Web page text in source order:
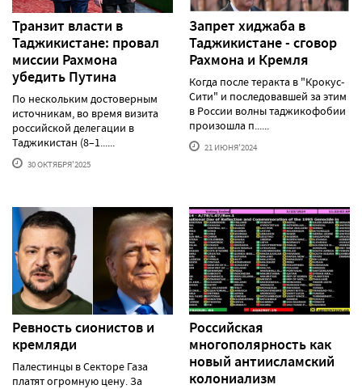
Транзит власти в
Таджикистане: провал
миссии Рахмона
убедить Путина
По нескольким достоверным
источникам, во время визита
российской делегации в
Таджикистан (8–1......
30 ОКТЯБРЯ'2025
Запрет хиджаба в
Таджикистане - сговор
Рахмона и Кремля
Когда после теракта в "Крокус-
Сити" и последовавшей за этим
в России волны таджикофобии
произошла п......
21 ИЮНЯ'2024
Ревность сионистов и
кремляди
Палестинцы в Секторе Газа
платят огромную цену. За
Российская
многополярность как
новый антиисламский
колониализм